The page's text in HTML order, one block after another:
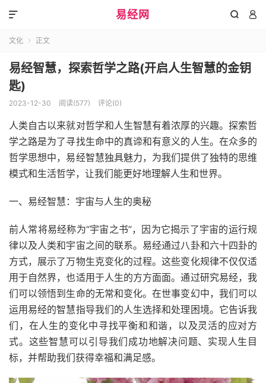
易经网  

文化  正文
易经智慧，探索哲学之路(开启人生智慧的金钥
匙)
2023-12-30 阅读(577) 评论(0)
人类自古以来就对哲学和人生智慧有着浓厚的兴趣。探索哲
学之路是为了寻找生命中的真谛和有意义的人生。在众多的
哲学思想中，易经智慧独具魅力，为我们提供了独特的思维
模式和生活哲学，让我们能更好地理解人生和世界。
一、易经智慧：宇宙与人生的奥秘
前人常将易经称为“宇宙之书”，因为它揭示了宇宙的运行规
律以及人类和宇宙之间的联系。易经通过八卦和六十四卦的
方式，展示了万物生克变化的过程。这些变化规律不仅仅适
用于自然界，也适用于人生的方方面面。通过研究易经，我
们可以领悟到生命的无常和变化。在世事变幻中，我们可以
运用易经的智慧指导我们的人生选择和处理困境。它告诉我
们，在人生的变化中寻找平衡和和谐，以及灵活的应对方
式。这些智慧可以引导我们成功地解决问题、实现人生目
标，并帮助我们获得幸福和满足感。